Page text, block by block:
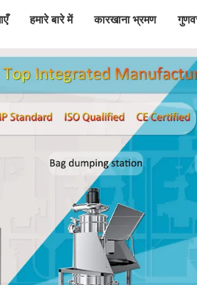
हमारे बारे में कारखाना भ्रमण